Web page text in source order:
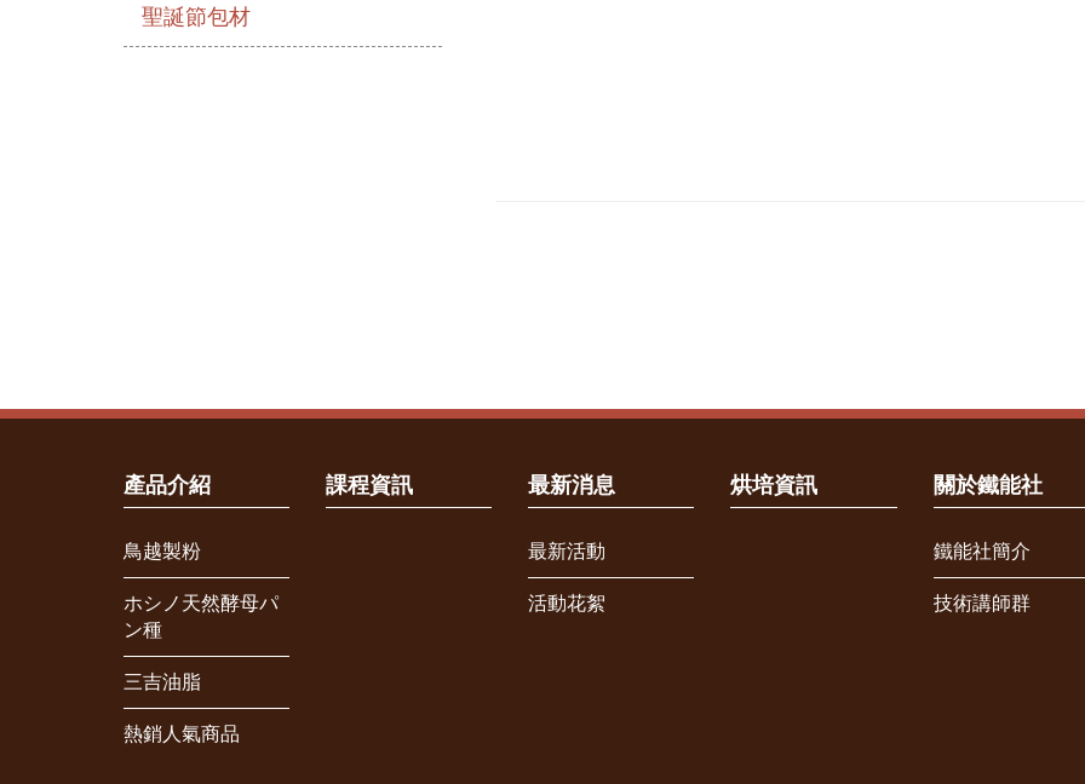
聖誕節包材
產品介紹
鳥越製粉
ホシノ天然酵母パ
ン種
三吉油脂
熱銷人氣商品
課程資訊 最新消息
最新活動
活動花絮
烘培資訊 關於鐵能社
鐵能社簡介
技術講師群